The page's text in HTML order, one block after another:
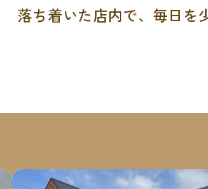
落ち着いた店内で、毎日を